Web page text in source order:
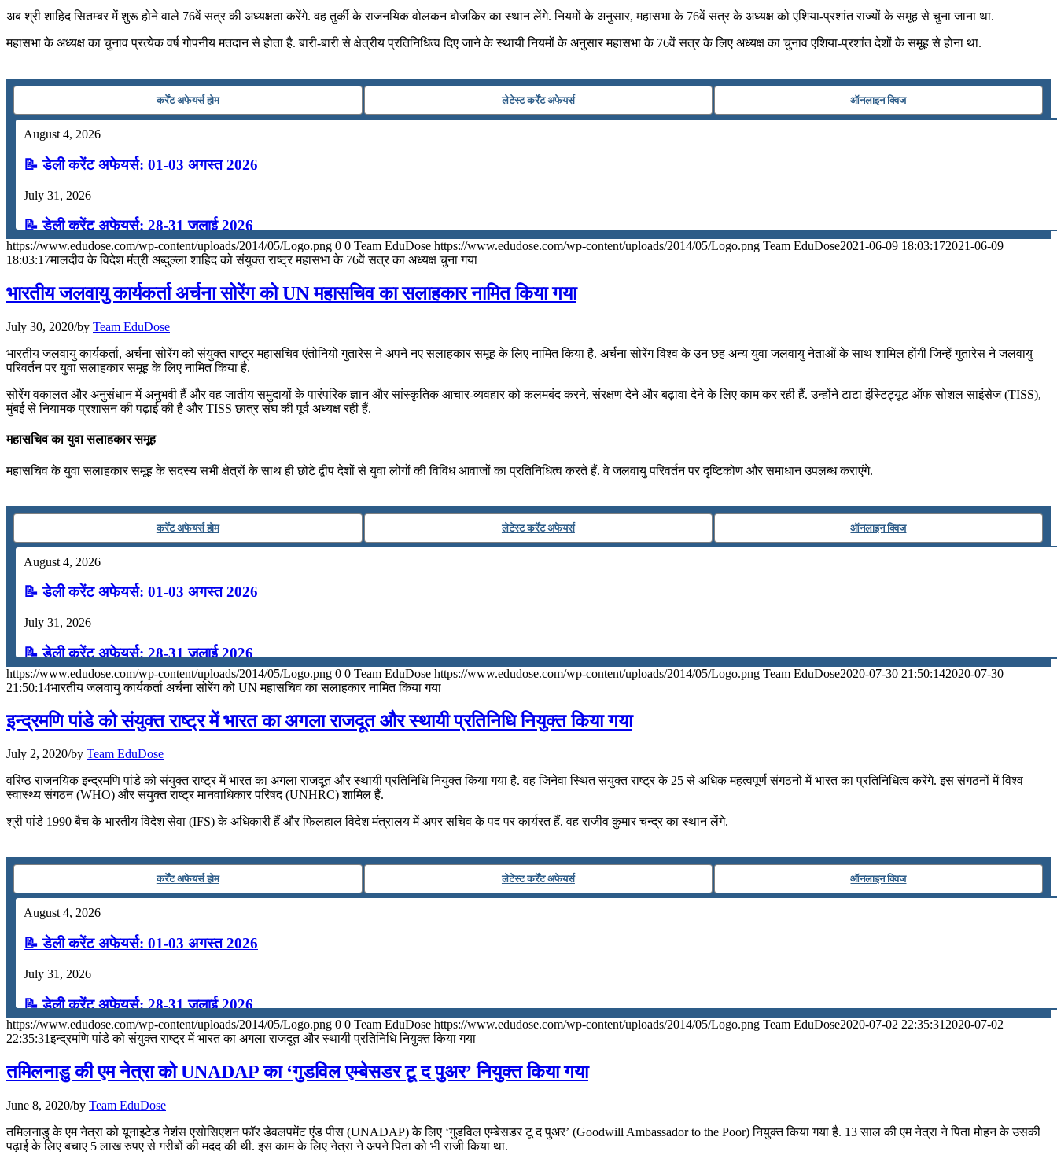
July 22, 2026
📝 डेली करेंट अफेयर्स: 19-21 जुलाई 2026
📝 डेली करेंट अफेयर्स: 16-18 जुलाई 2026
July 16, 2026
📝 डेली करेंट अफेयर्स: 13-15 जुलाई 2026
अब श्री शाहिद सितम्‍बर में शुरू होने वाले 76वें सत्र की अध्यक्षता करेंगे. वह तुर्की के राजनयिक वोलकन बोजकिर का स्थान लेंगे. नियमों के अनुसार, महासभा के 76वें सत्र के अध्यक्ष को एशिया-प्रशांत राज्यों के समूह से चुना जाना था.
महासभा के अध्यक्ष का चुनाव प्रत्येक वर्ष गोपनीय मतदान से होता है. बारी-बारी से क्षेत्रीय प्रतिनिधित्व दिए जाने के स्थायी नियमों के अनुसार महासभा के 76वें सत्र के लिए अध्यक्ष का चुनाव एशिया-प्रशांत देशों के समूह से होना था.
कर्रेंट अफेयर्स होम लेटेस्ट कर्रेंट अफेयर्स ऑनलाइन क्विज
August 4, 2026
📝 डेली करेंट अफेयर्स: 01-03 अगस्त 2026
July 31, 2026
📝 डेली करेंट अफेयर्स: 28-31 जुलाई 2026
July 28, 2026
📝 डेली करेंट अफेयर्स: 25-27 जुलाई 2026
📝 डेली करेंट अफेयर्स: 22-24 जुलाई 2026
July 22, 2026
📝 डेली करेंट अफेयर्स: 19-21 जुलाई 2026
July 19, 2026
📝 डेली करेंट अफेयर्स: 16-18 जुलाई 2026
📝 डेली करेंट अफेयर्स: 13-15 जुलाई 2026
https://www.edudose.com/wp-content/uploads/2014/05/Logo.png 0 0 Team EduDose https://www.edudose.com/wp-content/uploads/2014/05/Logo.png Team EduDose2021-06-09 18:03:172021-06-09
18:03:17मालदीव के विदेश मंत्री अब्‍दुल्‍ला शाहिद को संयुक्‍त राष्‍ट्र महासभा के 76वें सत्र का अध्‍यक्ष चुना गया
भारतीय जलवायु कार्यकर्ता अर्चना सोरेंग को UN महासचिव का सलाहकार नामित किया गया
July 30, 2020/by Team EduDose
भारतीय जलवायु कार्यकर्ता, अर्चना सोरेंग को संयुक्त राष्ट्र महासचिव एंतोनियो गुतारेस ने अपने नए सलाहकार समूह के लिए नामित किया है. अर्चना सोरेंग विश्व के उन छह अन्य युवा जलवायु नेताओं के साथ शामिल होंगी जिन्हें गुतारेस ने जलवायु
परिवर्तन पर युवा सलाहकार समूह के लिए नामित किया है.
सोरेंग वकालत और अनुसंधान में अनुभवी हैं और वह जातीय समुदायों के पारंपरिक ज्ञान और सांस्कृतिक आचार-व्यवहार को कलमबंद करने, संरक्षण देने और बढ़ावा देने के लिए काम कर रही हैं. उन्होंने टाटा इंस्टिट्यूट ऑफ सोशल साइंसेज (TISS),
मुंबई से नियामक प्रशासन की पढ़ाई की है और TISS छात्र संघ की पूर्व अध्यक्ष रही हैं.
महासचिव का युवा सलाहकार समूह
महासचिव के युवा सलाहकार समूह के सदस्य सभी क्षेत्रों के साथ ही छोटे द्वीप देशों से युवा लोगों की विविध आवाजों का प्रतिनिधित्व करते हैं. वे जलवायु परिवर्तन पर दृष्टिकोण और समाधान उपलब्ध कराएंगे.
कर्रेंट अफेयर्स होम लेटेस्ट कर्रेंट अफेयर्स ऑनलाइन क्विज
August 4, 2026
📝 डेली करेंट अफेयर्स: 01-03 अगस्त 2026
July 31, 2026
📝 डेली करेंट अफेयर्स: 28-31 जुलाई 2026
July 28, 2026
📝 डेली करेंट अफेयर्स: 25-27 जुलाई 2026
📝 डेली करेंट अफेयर्स: 22-24 जुलाई 2026
July 22, 2026
July 19, 2026
📝 डेली करेंट अफेयर्स: 16-18 जुलाई 2026
https://www.edudose.com/wp-content/uploads/2014/05/Logo.png 0 0 Team EduDose https://www.edudose.com/wp-content/uploads/2014/05/Logo.png Team EduDose2020-07-30 21:50:142020-07-30
21:50:14भारतीय जलवायु कार्यकर्ता अर्चना सोरेंग को UN महासचिव का सलाहकार नामित किया गया
इन्‍द्रमणि पांडे को संयुक्‍त राष्‍ट्र में भारत का अगला राजदूत और स्‍थायी प्रतिनिधि नियुक्‍त किया गया
July 2, 2020/by Team EduDose
वरिष्‍ठ राजनयिक इन्‍द्रमणि पांडे को संयुक्‍त राष्‍ट्र में भारत का अगला राजदूत और स्‍थायी प्रतिनिधि नियुक्‍त किया गया है. वह जिनेवा स्थित संयुक्त राष्ट्र के 25 से अधिक महत्वपूर्ण संगठनों में भारत का प्रतिनिधित्व करेंगे. इस संगठनों में विश्व
स्वास्थ्य संगठन (WHO) और संयुक्त राष्ट्र मानवाधिकार परिषद (UNHRC) शामिल हैं.
श्री पांडे 1990 बैच के भारतीय विदेश सेवा (IFS) के अधिकारी हैं और फिलहाल विदेश मंत्रालय में अपर सचिव के पद पर कार्यरत हैं. वह राजीव कुमार चन्द्र का स्थान लेंगे.
कर्रेंट अफेयर्स होम लेटेस्ट कर्रेंट अफेयर्स ऑनलाइन क्विज
August 4, 2026
📝 डेली करेंट अफेयर्स: 01-03 अगस्त 2026
July 31, 2026
📝 डेली करेंट अफेयर्स: 28-31 जुलाई 2026
July 28, 2026
📝 डेली करेंट अफेयर्स: 25-27 जुलाई 2026
📝 डेली करेंट अफेयर्स: 22-24 जुलाई 2026
https://www.edudose.com/wp-content/uploads/2014/05/Logo.png 0 0 Team EduDose https://www.edudose.com/wp-content/uploads/2014/05/Logo.png Team EduDose2020-07-02 22:35:312020-07-02
22:35:31इन्‍द्रमणि पांडे को संयुक्‍त राष्‍ट्र में भारत का अगला राजदूत और स्‍थायी प्रतिनिधि नियुक्‍त किया गया
तमिलनाडु की एम नेत्रा को UNADAP का ‘गुडविल एम्बेसडर टू द पुअर’ नियुक्त किया गया
June 8, 2020/by Team EduDose
तमिलनाडु के एम नेत्रा को यूनाइटेड नेशंस एसोसिएशन फॉर डेवलपमेंट एंड पीस (UNADAP) के लिए ‘गुडविल एम्बेसडर टू द पुअर’ (Goodwill Ambassador to the Poor) नियुक्त किया गया है. 13 साल की एम नेत्रा ने पिता मोहन के उसकी
पढ़ाई के लिए बचाए 5 लाख रुपए से गरीबों की मदद की थी. इस काम के लिए नेत्रा ने अपने पिता को भी राजी किया था.